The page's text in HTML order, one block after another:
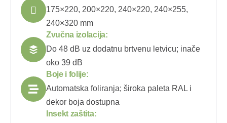
175×220, 200×220, 240×220, 240×255,
240×320 mm
Zvučna izolacija:
Do 48 dB uz dodatnu brtvenu letvicu; inače
oko 39 dB
Boje i folije:
Automatska foliranja; široka paleta RAL i
dekor boja dostupna
Insekt zaštita: